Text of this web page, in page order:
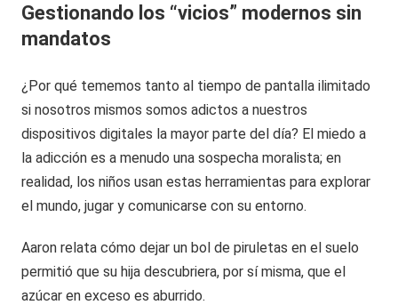
Gestionando los “vicios” modernos sin
mandatos
¿Por qué tememos tanto al tiempo de pantalla ilimitado
si nosotros mismos somos adictos a nuestros
dispositivos digitales la mayor parte del día? El miedo a
la adicción es a menudo una sospecha moralista; en
realidad, los niños usan estas herramientas para explorar
el mundo, jugar y comunicarse con su entorno.
Aaron relata cómo dejar un bol de piruletas en el suelo
permitió que su hija descubriera, por sí misma, que el
azúcar en exceso es aburrido.